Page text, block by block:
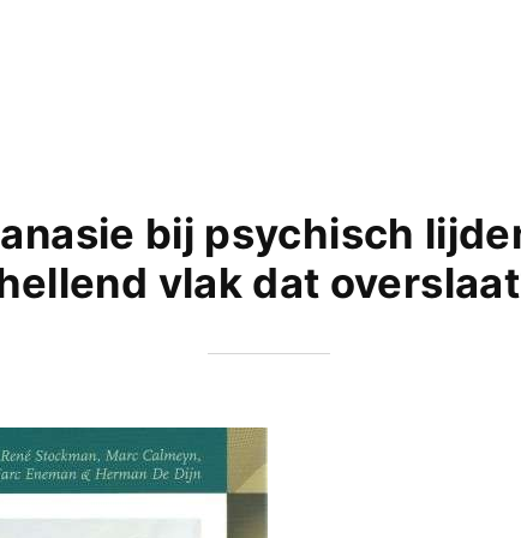
bij psychisch
vlak dat